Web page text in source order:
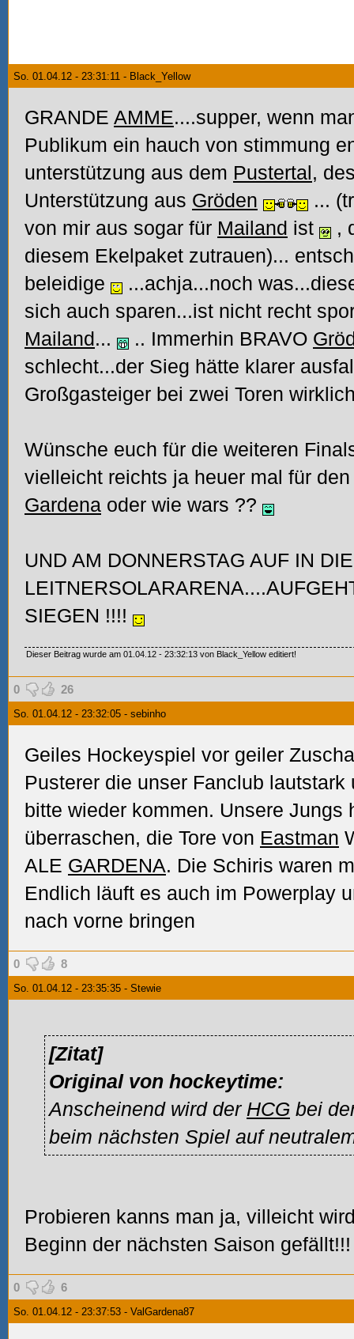
So. 01.04.12 - 23:31:11 - Black_Yellow
GRANDE AMME....supper, wenn
Publikum ein hauch von stimmung
unterstützung aus dem Pustertal,
Unterstützung aus Gröden
...
von mir aus sogar für Mailand ist
,
diesem Ekelpaket zutrauen)...
beleidige
...achja...noch
sich auch sparen...ist nicht recht
Mailand... .. Immerhin BRAVO
schlecht...der Sieg hätte klarer
Großgasteiger bei zwei Toren
Wünsche euch für die weiteren
vielleicht reichts ja heuer mal für
Gardena oder wie wars ??
UND AM DONNERSTAG AUF IN DIE
SIEGEN !!!!
Dieser Beitrag wurde am 01.04.12 - 23:32:13 von Black_Yellow editiert!
0 26
So. 01.04.12 - 23:32:05 - sebinho
Geiles Hockeyspiel vor geiler
Pusterer die unser Fanclub
bitte wieder kommen. Unsere Jungs
überraschen, die Tore von Eastman
ALE GARDENA. Die Schiris waren
Endlich läuft es auch im Powerplay
nach vorne bringen
0 8
So. 01.04.12 - 23:35:35 - Stewie
[Zitat]
Original von hockeytime:
Anscheinend wird der HCG bei
beim nächsten Spiel auf
Probieren kanns man ja, villeicht
Beginn der nächsten Saison gefällt!!!
0 6
So. 01.04.12 - 23:37:53 - ValGardena87